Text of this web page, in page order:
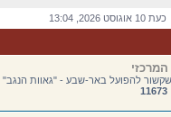
כעת 10 אוגוסט 2026, 13:04
המרכזי
להפועל באר-שבע - "גאוות הנגב"
11673